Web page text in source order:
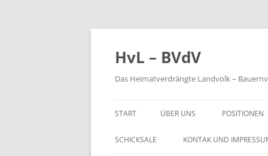
Zum
HvL – BVdV
Das Heimatverdrängte Landvolk –
START ÜBER UNS
WILKOMMEN
POSITIONEN
DES HVL
SCHICKSALE KONTAK UND